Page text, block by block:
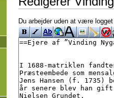
Du arbejder uden at være